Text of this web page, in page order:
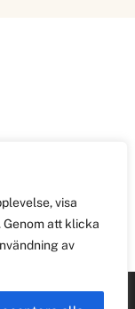
visa
att klicka
av